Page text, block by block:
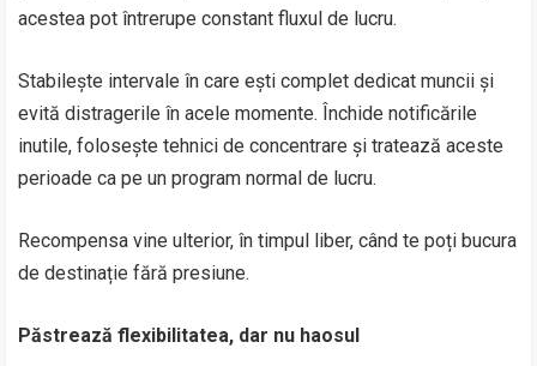
acestea pot întrerupe constant fluxul de lucru.
Stabilește intervale în care ești complet dedicat muncii și
evită distragerile în acele momente. Închide notificările
inutile, folosește tehnici de concentrare și tratează aceste
perioade ca pe un program normal de lucru.
Recompensa vine ulterior, în timpul liber, când te poți bucura
de destinație fără presiune.
Păstrează flexibilitatea, dar nu haosul